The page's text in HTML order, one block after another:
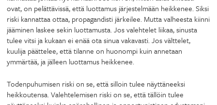
ovat, on pelättävissä, että luottamus järjestelmään heikkenee. Siksi
riski kannattaa ottaa, propagandisti järkeilee. Mutta valheesta kiinni
jääminen laskee sekin luottamusta. Jos valehtelet liikaa, sinusta
tulee vitsi ja kukaan ei enää ota sinua vakavasti. Jos välttelet,
kuulija päättelee, että tilanne on huonompi kuin annetaan
ymmärtää, ja jälleen luottamus heikkenee.
Todenpuhumisen riski on se, että silloin tulee näyttäneeksi
heikkoutensa. Valehtelemisen riski on se, että tällöin tulee